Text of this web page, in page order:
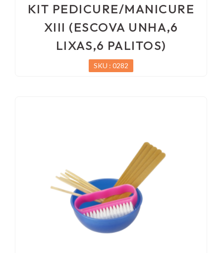
KIT PEDICURE/MANICURE
XIII (ESCOVA UNHA,6
LIXAS,6 PALITOS)
SKU : 0282